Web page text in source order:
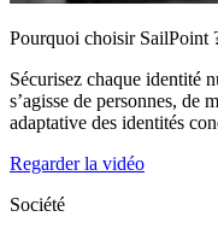
Pourquoi choisir SailPoint
Sécurisez chaque identité
s’agisse de personnes, de
adaptative des identités
Regarder la vidéo
Société